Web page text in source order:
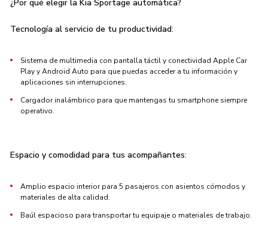
¿Por qué elegir la Kia Sportage automática?
Tecnología al servicio de tu productividad:
Sistema de multimedia con pantalla táctil y conectividad Apple Car
Play y Android Auto para que puedas acceder a tu información y
aplicaciones sin interrupciones.
Cargador inalámbrico para que mantengas tu smartphone siempre
operativo.
Espacio y comodidad para tus acompañantes:
Amplio espacio interior para 5 pasajeros con asientos cómodos y
materiales de alta calidad.
Baúl espacioso para transportar tu equipaje o materiales de trabajo.